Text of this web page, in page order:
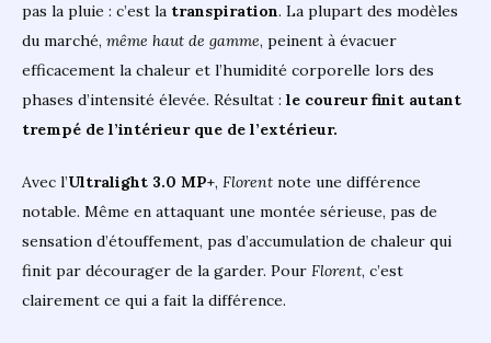
pas la pluie : c’est la transpiration. La plupart des modèles
du marché, même haut de gamme, peinent à évacuer
efficacement la chaleur et l’humidité corporelle lors des
phases d’intensité élevée. Résultat : le coureur finit autant
trempé de l’intérieur que de l’extérieur.
Avec l’Ultralight 3.0 MP+, Florent note une différence
notable. Même en attaquant une montée sérieuse, pas de
sensation d’étouffement, pas d’accumulation de chaleur qui
finit par décourager de la garder. Pour Florent, c’est
clairement ce qui a fait la différence.